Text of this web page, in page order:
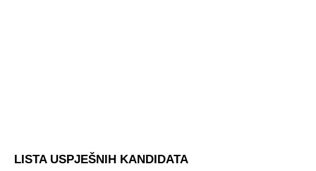
LISTA USPJEŠNIH KANDIDATA